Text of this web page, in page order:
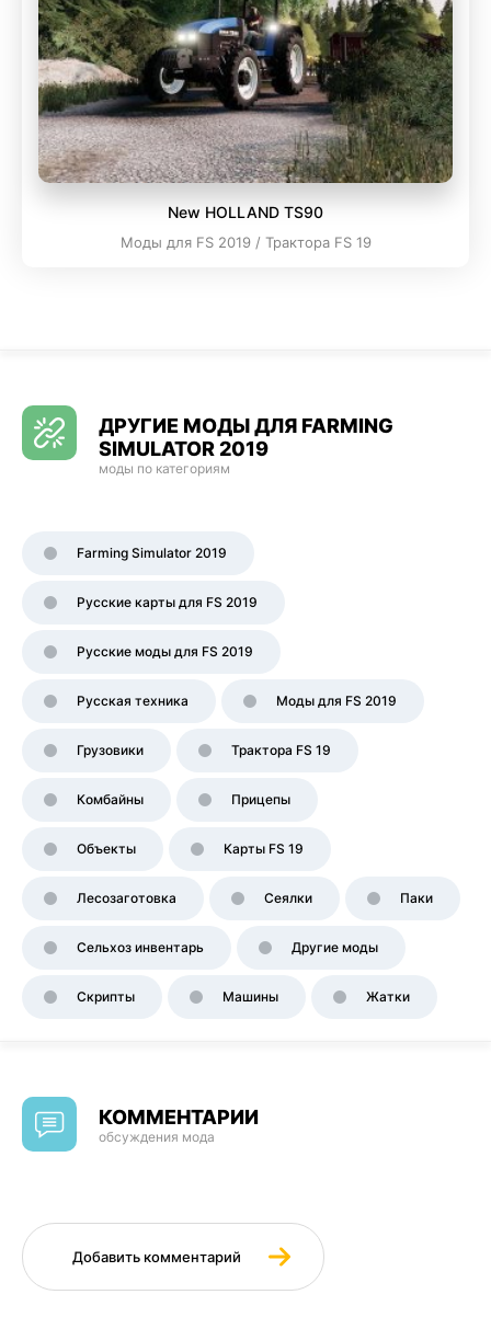
New HOLLAND TS90
Моды для FS 2019 / Трактора FS 19
ДРУГИЕ МОДЫ ДЛЯ FARMING
SIMULATOR 2019
моды по категориям
Farming Simulator 2019
Русские карты для FS 2019
Русские моды для FS 2019
Русская техника Моды для FS 2019
Грузовики Трактора FS 19
Комбайны Прицепы
Объекты Карты FS 19
Лесозаготовка Сеялки Паки
Сельхоз инвентарь Другие моды
Скрипты Машины Жатки
КОММЕНТАРИИ
обсуждения мода
Добавить комментарий